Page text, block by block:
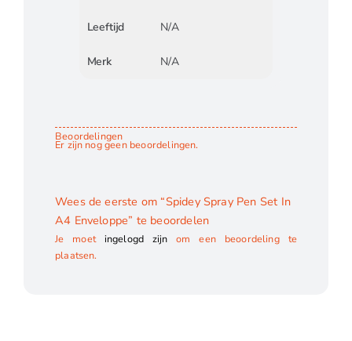
Leeftijd N/A
Merk N/A
Beoordelingen
Er zijn nog geen beoordelingen.
Wees de eerste om “Spidey Spray Pen Set In
A4 Enveloppe” te beoordelen
Je moet ingelogd zijn om een beoordeling te
plaatsen.